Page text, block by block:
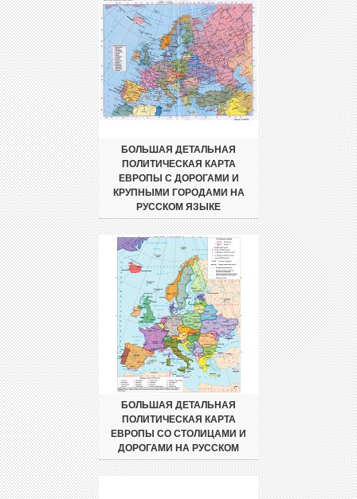
БОЛЬШАЯ ДЕТАЛЬНАЯ
ПОЛИТИЧЕСКАЯ КАРТА
ЕВРОПЫ С ДОРОГАМИ И
КРУПНЫМИ ГОРОДАМИ НА
РУССКОМ ЯЗЫКЕ
БОЛЬШАЯ ДЕТАЛЬНАЯ
ПОЛИТИЧЕСКАЯ КАРТА
ЕВРОПЫ СО СТОЛИЦАМИ И
ДОРОГАМИ НА РУССКОМ